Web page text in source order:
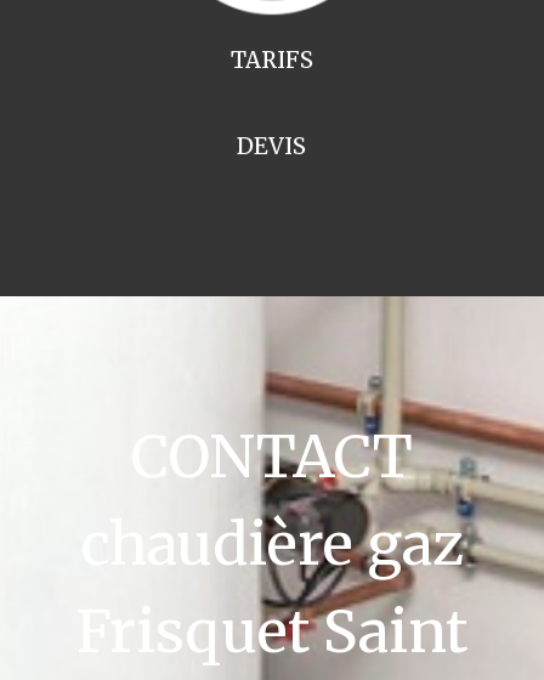
TARIFS
DEVIS
CONTACT
chaudière gaz
Frisquet Saint